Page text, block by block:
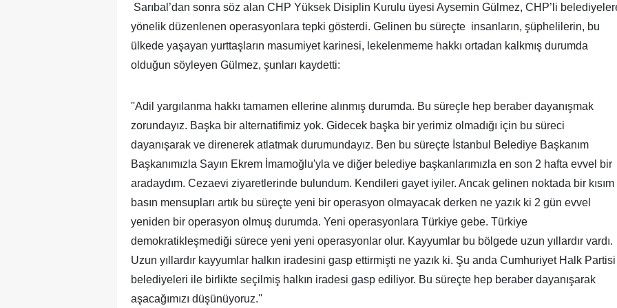
Sarıbal’dan sonra söz alan CHP Yüksek Disiplin Kurulu üyesi Aysemin Gülmez, CHP’li
yönelik düzenlenen operasyonlara tepki gösterdi. Gelinen bu süreçte insanların, şüphelilerin, bu
ülkede yaşayan yurttaşların masumiyet karinesi, lekelenmeme hakkı ortadan kalkmış durumda
olduğun söyleyen Gülmez, şunları kaydetti:
''Adil yargılanma hakkı tamamen ellerine alınmış durumda. Bu süreçle hep beraber dayanışmak
zorundayız. Başka bir alternatifimiz yok. Gidecek başka bir yerimiz olmadığı için bu süreci
dayanışarak ve direnerek atlatmak durumundayız. Ben bu süreçte İstanbul Belediye Başkanım
Başkanımızla Sayın Ekrem İmamoğlu'yla ve diğer belediye başkanlarımızla en son 2 hafta evvel bir
aradaydım. Cezaevi ziyaretlerinde bulundum. Kendileri gayet iyiler. Ancak gelinen noktada bir kısım
basın mensupları artık bu süreçte yeni bir operasyon olmayacak derken ne yazık ki 2 gün evvel
yeniden bir operasyon olmuş durumda. Yeni operasyonlara Türkiye gebe. Türkiye
demokratikleşmediği sürece yeni yeni operasyonlar olur. Kayyumlar bu bölgede uzun yıllardır vardı.
Uzun yıllardır kayyumlar halkın iradesini gasp ettirmişti ne yazık ki. Şu anda Cumhuriyet Halk Partisi
belediyeleri ile birlikte seçilmiş halkın iradesi gasp ediliyor. Bu süreçte hep beraber dayanışarak
aşacağımızı düşünüyoruz.''